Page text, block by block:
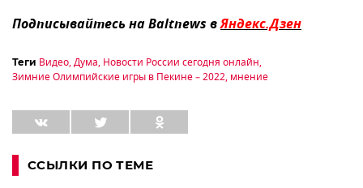
Подписывайтесь на Baltnews вЯндекс.Дзен
Теги Видео,Дума, Новости России сегодня онлайн,
Зимние Олимпийские игры в Пекине – 2022, мнение
ССЫЛКИ ПО ТЕМЕ